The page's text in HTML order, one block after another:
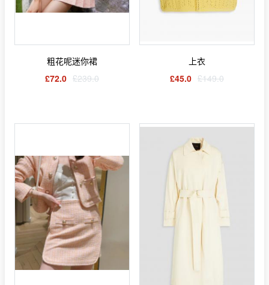
粗花呢迷你裙
£72.0 £239.0
上衣
£45.0 £149.0